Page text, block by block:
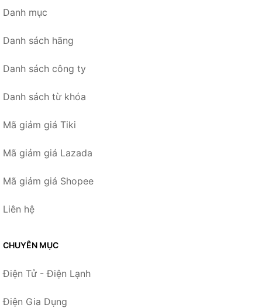
Danh mục
Danh sách hãng
Danh sách công ty
Danh sách từ khóa
Mã giảm giá Tiki
Mã giảm giá Lazada
Mã giảm giá Shopee
Liên hệ
CHUYÊN MỤC
Điện Tử - Điện Lạnh
Điện Gia Dụng